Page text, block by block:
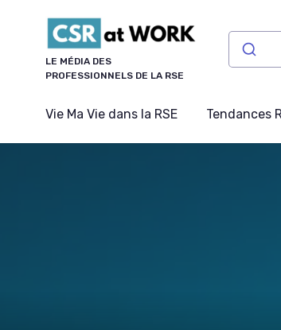
LE MÉDIA DES
PROFESSIONNELS DE LA RSE
Vie Ma Vie dans la RSE Tendances